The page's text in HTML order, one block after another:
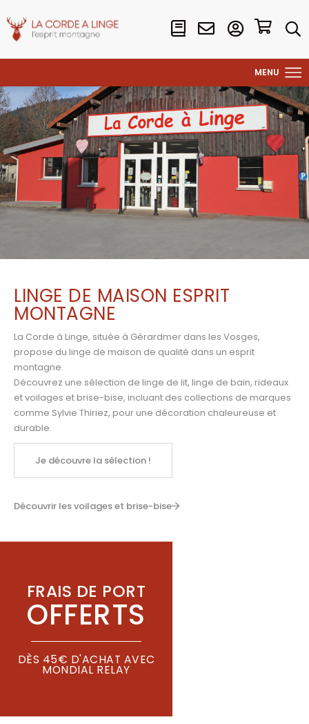
LINGE DE MAISON ESPRIT
MONTAGNE
La Corde à Linge, située à Gérardmer dans les Vosges,
propose du linge de maison de qualité dans un esprit
montagne.
Découvrez une sélection de linge de lit, linge de bain, rideaux
et voilages et brise-bise, incluant des collections de marques
comme Sylvie Thiriez, pour une décoration chaleureuse et
durable.
Je découvre la sélection !
Découvrir les voilages et brise-bise
FRAIS DE PORT
OFFERTS
DÈS 45€ D'ACHAT AVEC
MONDIAL RELAY